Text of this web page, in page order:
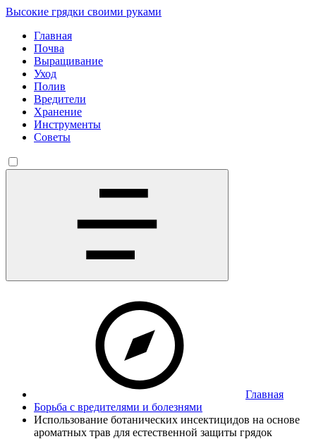
Высокие грядки своими руками
Главная
Почва
Выращивание
Уход
Полив
Вредители
Хранение
Инструменты
Советы
Главная
Борьба с вредителями и болезнями
Использование ботанических инсектицидов на основе
ароматных трав для естественной защиты грядок